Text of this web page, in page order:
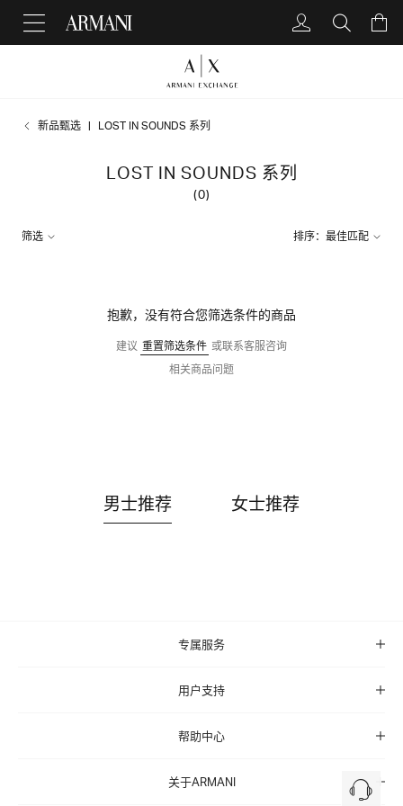
新品甄选 LOST IN SOUNDS 系列
LOST IN SOUNDS 系列
(0)
筛选 排序：最佳匹配
抱歉，没有符合您筛选条件的商品
建议 重置筛选条件 或联系客服咨询
相关商品问题
男士推荐 女士推荐
专属服务
用户支持
帮助中心
关于ARMANI